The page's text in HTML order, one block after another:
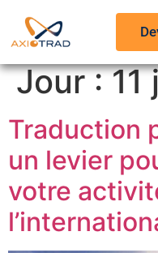
Jour :
Traduction
un levier
votre